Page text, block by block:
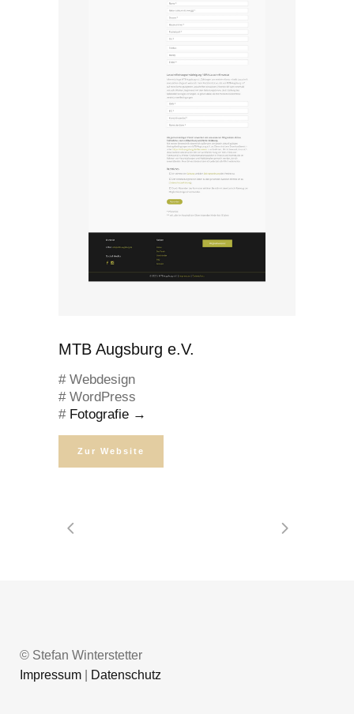
MTB Augsburg e.V.
# Webdesign
# WordPress
# Fotografie →
Zur Website
© Stefan Winterstetter
Impressum
Datenschutz